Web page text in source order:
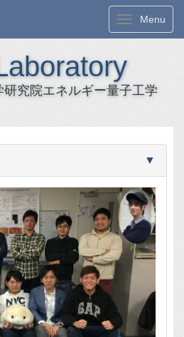
Toggle
Menu
究院エネルギー量子工学
▼